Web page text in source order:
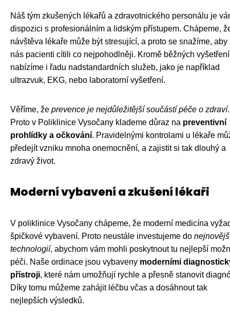
Náš tým zkušených lékařů a zdravotnického personálu je
dispozici s profesionálním a lidským přístupem. Chápeme,
návštěva lékaře může být stresující, a proto se snažíme, aby
nás pacienti cítili co nejpohodlněji. Kromě běžných vyšetření
nabízíme i řadu nadstandardních služeb, jako je například
ultrazvuk, EKG, nebo laboratorní vyšetření.
Věříme, že prevence je nejdůležitější součástí péče o zdraví.
Proto v Poliklinice Vysočany klademe důraz na preventivní
prohlídky a očkování. Pravidelnými kontrolami u lékaře
předejít vzniku mnoha onemocnění, a zajistit si tak dlouhý a
zdravý život.
Moderní vybavení a zkušení lékaři
V poliklinice Vysočany chápeme, že moderní medicína
špičkové vybavení. Proto neustále investujeme do
technologií, abychom vám mohli poskytnout tu nejlepší
péči. Naše ordinace jsou vybaveny moderními
přístroji, které nám umožňují rychle a přesně stanovit
Díky tomu můžeme zahájit léčbu včas a dosáhnout tak
nejlepších výsledků.